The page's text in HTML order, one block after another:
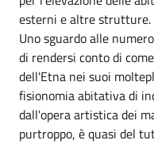
esterni e altre strutture.
Uno sguardo alle
di rendersi conto di
dell'Etna nei suoi
fisionomia abitativa di
dall'opera artistica dei
purtroppo, è quasi del